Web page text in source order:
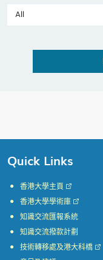
All
Quick Links
香港大學主頁
香港大學學術庫
知識交流匯報系統
知識交流撥款計劃
技術轉移處及港大科橋